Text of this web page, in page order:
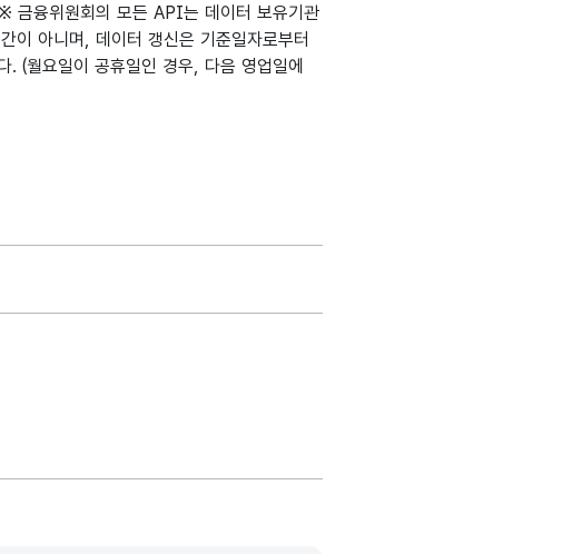
금융위원회의 모든 API는 데이터 보유기관
이 아니며, 데이터 갱신은 기준일자로부터
(월요일이 공휴일인 경우, 다음 영업일에